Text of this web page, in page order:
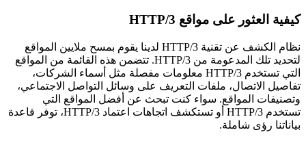
كيفية العثور على مواقع HTTP/3
نظام الكشف عن تقنية HTTP/3 لدينا يقوم بمسح ملايين المواقع
لتحديد تلك المدعومة من HTTP/3. تتضمن هذه القائمة من المواقع
التي تستخدم HTTP/3 معلومات مفصلة مثل أسماء الشركات،
تفاصيل الاتصال، ملفات التعريف على وسائل التواصل الاجتماعي،
وتصنيفات المواقع. سواء كنت تبحث عن أفضل المواقع التي
تستخدم HTTP/3 أو تستكشف اتجاهات اعتماد HTTP/3، توفر قاعدة
بياناتنا رؤى شاملة.